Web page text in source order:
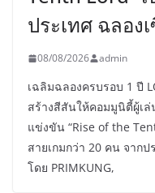
ประเทศ ฉลอง
08/08/2026 admin
เฉลิมฉลองครบรอบ 1 ปี
สร้างสีสันให้คอมมูนิตี้ผู้เล่
แข่งขัน “Rise of the
สายเกมกว่า 20 คน จาก
โดย PRIMKUNG,